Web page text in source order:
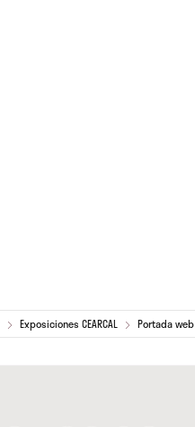
Exposiciones CEARCAL Portada web